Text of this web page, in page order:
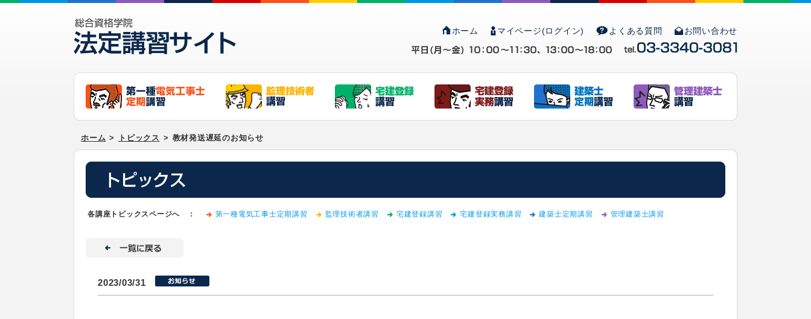
ホーム マイページ(ログイン) よくある質問 お問い合わせ
ホーム > トピックス > 教材発送遅延のお知らせ
各講座トピックスページへ ： 第一種電気工事士定期講習 監理技術者講習 宅建登録講習 宅建登録実務講習 建築士定期講習 管理建築士講習
2023/03/31